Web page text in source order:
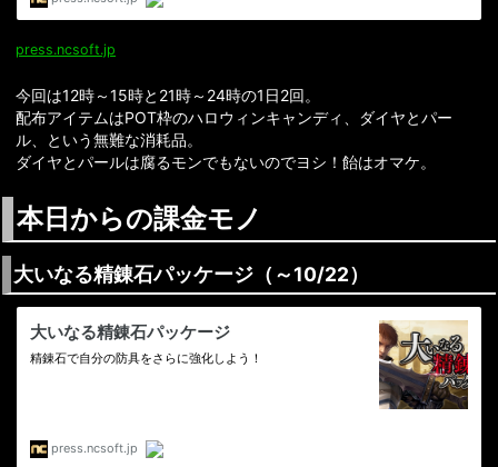
press.ncsoft.jp
今回は12時～15時と21時～24時の1日2回。
配布アイテムはPOT枠のハロウィンキャンディ、ダイヤとパー
ル、という無難な消耗品。
ダイヤとパールは腐るモンでもないのでヨシ！飴はオマケ。
本日からの課金モノ
大いなる精錬石パッケージ（～10/22）